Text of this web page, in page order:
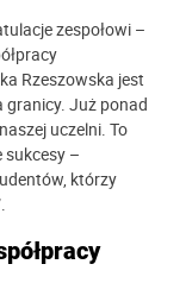
zespołowi –
Rzeszowska jest
granicy. Już ponad
uczelni. To
sukcesy –
którzy